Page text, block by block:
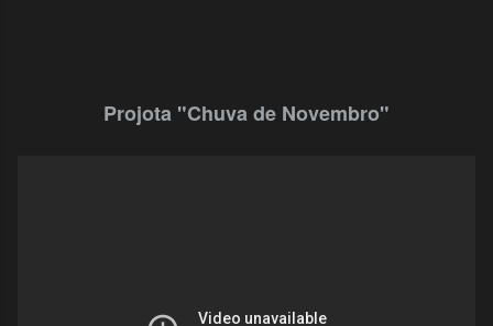
Projota "Chuva de Novembro"